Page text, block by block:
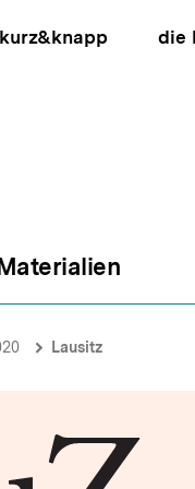
kurz&knapp die
Lausitz